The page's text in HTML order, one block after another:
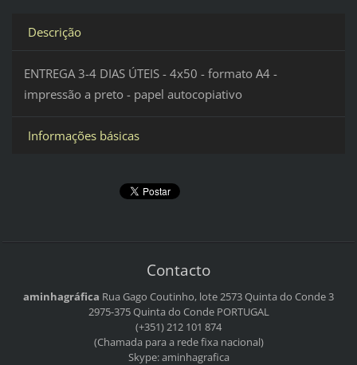
Descrição
ENTREGA 3-4 DIAS ÚTEIS - 4x50 - formato A4 -
impressão a preto - papel autocopiativo
Informações básicas
Contacto
aminhagráfica Rua Gago Coutinho, lote 2573Quinta do Conde 3
2975-375 Quinta do CondePORTUGAL
(+351) 212 101 874
(Chamada para a rede fixa nacional)
Skype: aminhagrafica